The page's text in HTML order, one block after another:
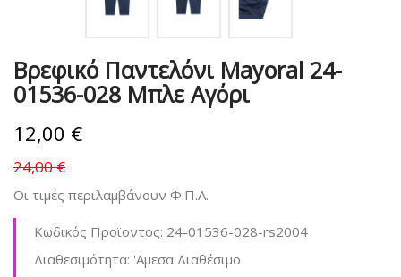
Βρεφικό Παντελόνι Mayoral 24-
01536-028 Μπλε Αγόρι
12,00 €
24,00 €
Οι τιμές περιλαμβάνουν Φ.Π.Α.
Κωδικός Προϊοντος: 24-01536-028-rs2004
Διαθεσιμότητα: 'Aμεσα Διαθέσιμο